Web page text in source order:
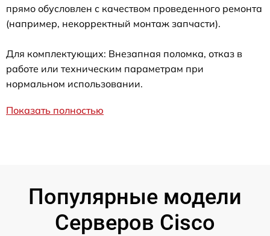
прямо обусловлен с качеством проведенного ремонта
(например, некорректный монтаж запчасти).
Для комплектующих: Внезапная поломка, отказ в
работе или техническим параметрам при
нормальном использовании.
Показать полностью
Популярные модели
Серверов Cisco